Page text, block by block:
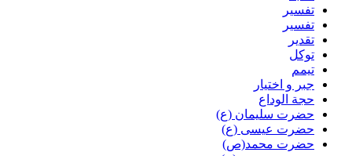
تفسیر
تفسیر
تقدیر
توکل
تیمم
جبر و اختیار
حجة الوداع
حضرت سلیمان (ع)
حضرت عیسی (ع)
حضرت محمد(ص)